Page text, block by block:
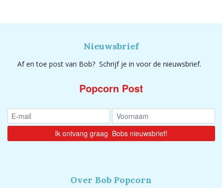
Nieuwsbrief
Af en toe post van Bob? Schrijf je in voor de nieuwsbrief.
Popcorn Post
Over Bob Popcorn